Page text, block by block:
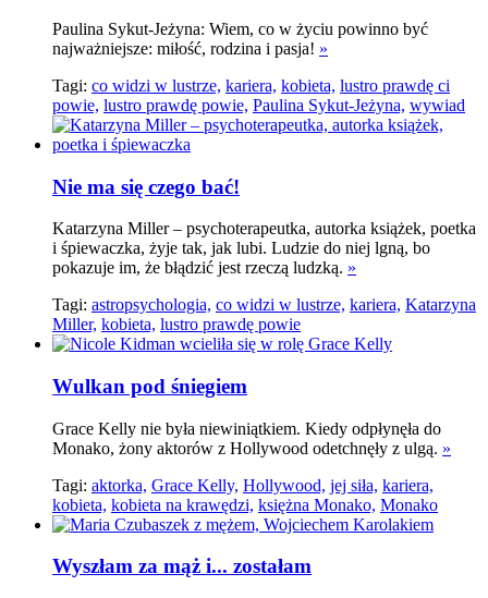
Paulina Sykut-Jeżyna: Wiem, co w życiu powinno być
najważniejsze: miłość, rodzina i pasja! »
Tagi: co widzi w lustrze, kariera, kobieta, lustro prawdę ci
powie, lustro prawdę powie, Paulina Sykut-Jeżyna, wywiad
Nie ma się czego bać!
Katarzyna Miller – psychoterapeutka, autorka książek, poetka
i śpiewaczka, żyje tak, jak lubi. Ludzie do niej lgną, bo
pokazuje im, że błądzić jest rzeczą ludzką. »
Tagi: astropsychologia, co widzi w lustrze, kariera, Katarzyna
Miller, kobieta, lustro prawdę powie
Wulkan pod śniegiem
Grace Kelly nie była niewiniątkiem. Kiedy odpłynęła do
Monako, żony aktorów z Hollywood odetchnęły z ulgą. »
Tagi: aktorka, Grace Kelly, Hollywood, jej siła, kariera,
kobieta, kobieta na krawędzi, księżna Monako, Monako
Wyszłam za mąż i... zostałam